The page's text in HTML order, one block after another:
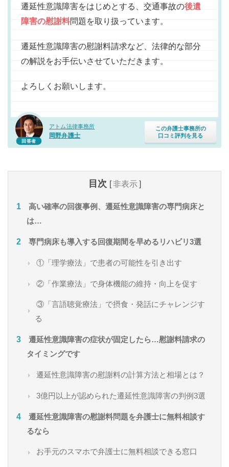
回答者
アトム法律事務所
岡野弁護士
この弁護士事務所の
口コミ評判を見る
遷延性意識障害をはじめとする、交通事故の後遺
障害の慰謝料問題を取り扱っています。
遷延性意識障害の慰謝料請求など、法律的な部分
の解説をお手伝いさせていただきます。
よろしくお願いします。
目次 [非表示]
高い確率の回復事例、遷延性意識障害の専門病床と
は…
専門病床も導入する回復期間を早めるリハビリ3選
①「理学療法」で患者の可能性を引き出す
②「作業療法」で身体機能の維持・向上を促す
③「言語聴覚療法」で摂食・発話にチャレンジす
る
遷延性意識障害の症状が固定したら…慰謝料請求の
タイミングです
遷延性意識障害の慰謝料の計算方法と相場とは？
3億円以上が認められた遷延性意識障害の判例3選
遷延性意識障害の慰謝料問題を弁護士に無料相談す
るなら
お手元のスマホで弁護士に無料相談できる窓口